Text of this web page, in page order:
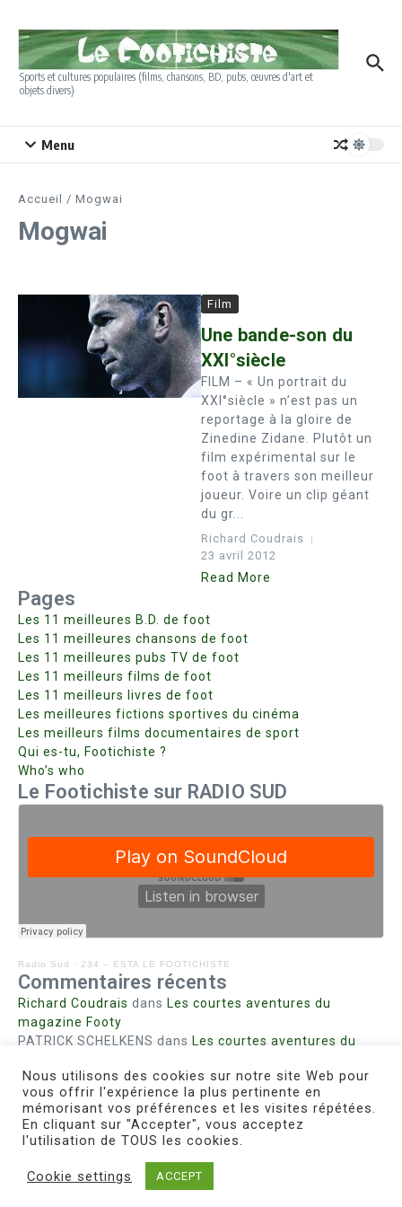
Sports et cultures populaires (films, chansons, BD, pubs, œuvres d'art et
objets divers)
Menu
Accueil / Mogwai
Mogwai
Film
Une bande-son du
XXI°siècle
FILM – « Un portrait du
XXI°siècle » n’est pas un
reportage à la gloire de
Zinedine Zidane. Plutôt un
film expérimental sur le
foot à travers son meilleur
joueur. Voire un clip géant
du gr...
Richard Coudrais
23 avril 2012
Read More
Pages
Les 11 meilleures B.D. de foot
Les 11 meilleures chansons de foot
Les 11 meilleures pubs TV de foot
Les 11 meilleurs films de foot
Les 11 meilleurs livres de foot
Les meilleures fictions sportives du cinéma
Les meilleurs films documentaires de sport
Qui es-tu, Footichiste ?
Who’s who
Le Footichiste sur RADIO SUD
Radio Sud · 234 – ESTA LE FOOTICHISTE
Commentaires récents
Richard Coudrais dans Les courtes aventures du
magazine Footy
PATRICK SCHELKENS dans Les courtes aventures du
Bohn fabiennedans Intrigues sanglantes à Mulhouse
Steph. RUTA dansLust for Nice
MIRMANDdansPieds agiles et champignons
Copyright © 2026 Le Footichiste | Réalisé par
Nous utilisons des cookies sur notre site Web pour
vous offrir l'expérience la plus pertinente en
mémorisant vos préférences et les visites répétées.
En cliquant sur "Accepter", vous acceptez
l'utilisation de TOUS les cookies.
Cookie settings ACCEPT